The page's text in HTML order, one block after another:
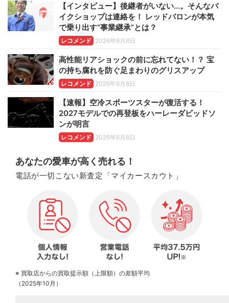
【インタビュー】後継者がいない…。そんなバ
イクショップは連絡を！ レッドバロンが本気
で乗り出す“事業継承”とは？
レコメンド 2026年6月8日
高性能リアショックの前に忘れてない！？ 宝
の持ち腐れを防ぐ足まわりのグリスアップ
レコメンド 2026年6月8日
【速報】空冷スポーツスターが復活する！
2027モデルでの再登板をハーレーダビッドソ
ンが明言
レコメンド 2026年6月8日
あなたの愛車が高く売れる！
電話が一切こない新査定「マイカースカウト」
※ 買取店からの買取提示額（上限額）の差額平均
（2025年10月）